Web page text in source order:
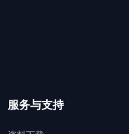
服务与支持